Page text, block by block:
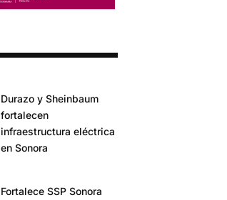
Durazo y Sheinbaum
fortalecen
infraestructura eléctrica
en Sonora
Fortalece SSP Sonora